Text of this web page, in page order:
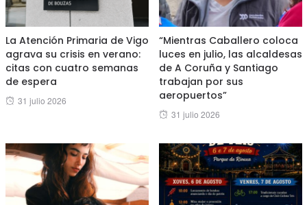
La Atención Primaria de Vigo
agrava su crisis en verano:
citas con cuatro semanas
de espera
Posted
31 julio 2026
“Mientras Caballero coloca
luces en julio, las alcaldesas
de A Coruña y Santiago
trabajan por sus
aeropuertos”
Posted
31 julio 2026